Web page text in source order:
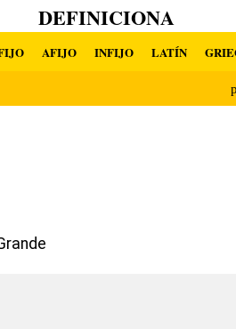
DEFINICIONA
AFIJO INFIJO LATÍN